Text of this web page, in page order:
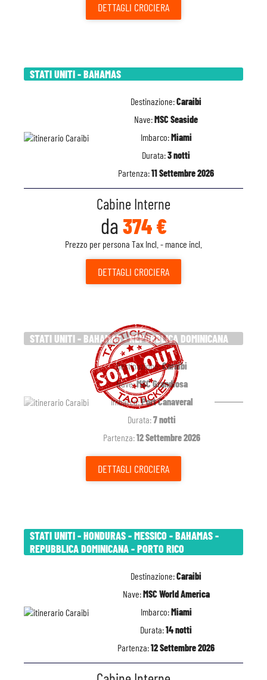
DETTAGLI CROCIERA
STATI UNITI - BAHAMAS
Destinazione:Caraibi
Nave:MSC Seaside
Imbarco:Miami
Durata:3 notti
Partenza:11 Settembre 2026
Cabine Interne
da 374 €
Prezzo per persona Tax Incl. - mance incl.
DETTAGLI CROCIERA
STATI UNITI - BAHAMAS - REPUBBLICA DOMINICANA
Destinazione:Caraibi
Nave:MSC Grandiosa
Imbarco:Port Canaveral
Durata:7 notti
Partenza:12 Settembre 2026
DETTAGLI CROCIERA
STATI UNITI - HONDURAS - MESSICO - BAHAMAS -
REPUBBLICA DOMINICANA - PORTO RICO
Destinazione:Caraibi
Nave:MSC World America
Imbarco:Miami
Durata:14 notti
Partenza:12 Settembre 2026